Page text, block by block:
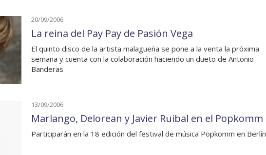
20/09/2006
La reina del Pay Pay de Pasión Vega
El quinto disco de la artista malagueña se pone a la venta la próxima
semana y cuenta con la colaboración haciendo un dueto de Antonio
Banderas
13/09/2006
Marlango, Delorean y Javier Ruibal en el Popkomm
Participarán en la 18 edición del festival de música Popkomm en Berlín